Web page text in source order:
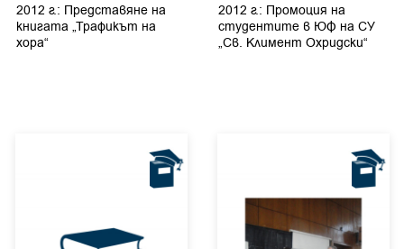
2012 г.: Представяне на
книгата „Трафикът на
хора“
2012 г.: Промоция на
студентите в ЮФ на СУ
„Св. Климент Охридски“